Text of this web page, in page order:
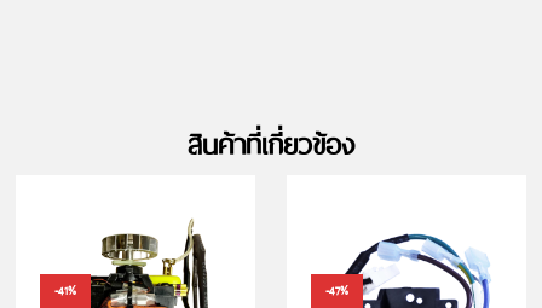
สินค้าที่เกี่ยวข้อง
-41% -47%